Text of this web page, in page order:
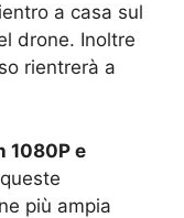
a casa sul
drone. Inoltre
rientrerà a
1080P e
più ampia